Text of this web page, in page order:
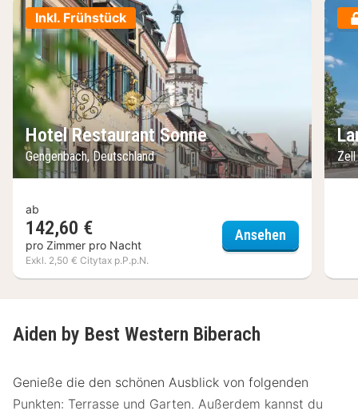
Inkl. Frühstück
Hotel Restaurant Sonne
Gengenbach, Deutschland
ab
142,60 €
pro Zimmer pro Nacht
Exkl. 2,50 € Citytax p.P.p.N.
Ansehen
Aiden by Best Western Biberach
Genieße die den schönen Ausblick von folgenden
Punkten: Terrasse und Garten. Außerdem kannst du